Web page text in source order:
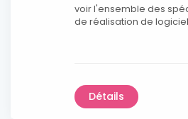
voir l'ensemble des
de réalisation de
Détails